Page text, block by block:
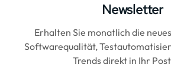
Newsletter
Erhalten Sie monatlich die
Softwarequalität,
Trends direkt in Ihr